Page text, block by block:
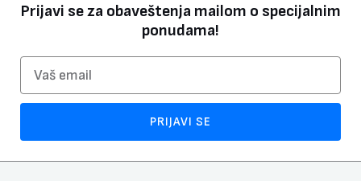
Prijavi se za obaveštenja mailom o specijalnim
ponudama!
PRIJAVI SE